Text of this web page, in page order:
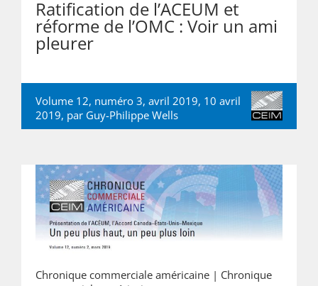
Ratification de l’ACEUM et
réforme de l’OMC : Voir un ami
pleurer
Volume 12, numéro 3, avril 2019, 10 avril
2019, par Guy-Philippe Wells
Chronique commerciale américaine | Chronique